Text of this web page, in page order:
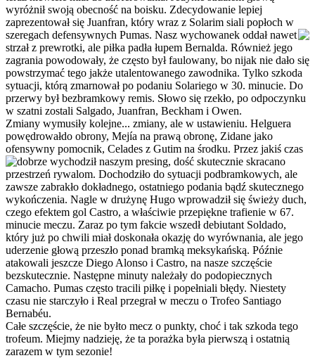
wyróżnił swoją obecność na boisku. Zdecydowanie lepiej
zaprezentował się Juanfran, który wraz z Solarim siali popłoch w
szeregach defensywnych Pumas. Nasz wychowanek oddał nawet
strzał z prewrotki, ale piłka padła łupem Bernalda. Również jego
zagrania powodowały, że często był faulowany, bo nijak nie dało się
powstrzymać tego jakże utalentowanego zawodnika. Tylko szkoda
sytuacji, którą zmarnował po podaniu Solariego w 30. minucie. Do
przerwy był bezbramkowy remis. Słowo się rzekło, po odpoczynku
w szatni zostali Salgado, Juanfran, Beckham i Owen.
Zmiany wymusiły kolejne... zmiany, ale w ustawieniu. Helguera
powędrowałdo obrony, Mejía na prawą obronę, Zidane jako
ofensywny pomocnik, Celades z Gutim na środku. Przez jakiś czas
dobrze wychodziłnaszym presing, dość skutecznie skracano
przestrzeń rywalom. Dochodziło do sytuacji podbramkowych, ale
zawsze zabrakło dokładnego, ostatniego podania bądź skutecznego
wykończenia. Nagle w drużynę Hugo wprowadził się świeży duch,
czego efektem gol Castro, a właściwie przepiękne trafienie w 67.
minucie meczu. Zaraz po tym fakcie wszedł debiutant Soldado,
który już po chwili miał doskonała okazję do wyrównania, ale jego
uderzenie głową przeszło ponad bramką meksykańską. Późnie
atakowali jeszcze Diego Alonso i Castro, na nasze szczęście
bezskutecznie. Następne minuty należały do podopiecznych
Camacho. Pumas często tracili piłkę i popełniali błędy. Niestety
czasu nie starczyło i Real przegrał w meczu o Trofeo Santiago
Bernabéu.
Całe szczęście, że nie byłto mecz o punkty, choć i tak szkoda tego
trofeum. Miejmy nadzieję, że ta porażka była pierwszą i ostatnią
zarazem w tym sezonie!